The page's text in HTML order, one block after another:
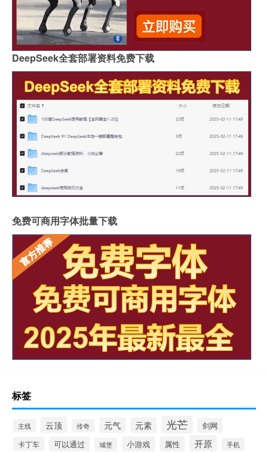
DeepSeek全套部署资料免费下载
免费可商用字体批量下载
标签
主线 云顶 传奇 元气 元素 光芒 剑网
卡丁车 可以通过 城堡 小游戏 属性 开原 手机